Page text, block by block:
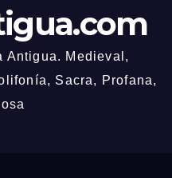
Antigua. Medieval,
Sacra, Profana,